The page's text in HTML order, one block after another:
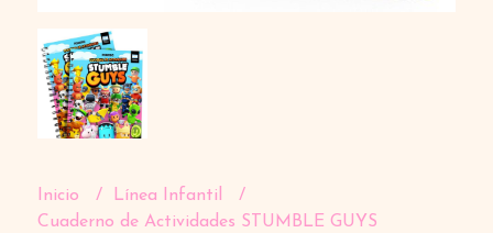
Inicio
Línea Infantil
Cuaderno de Actividades STUMBLE GUYS